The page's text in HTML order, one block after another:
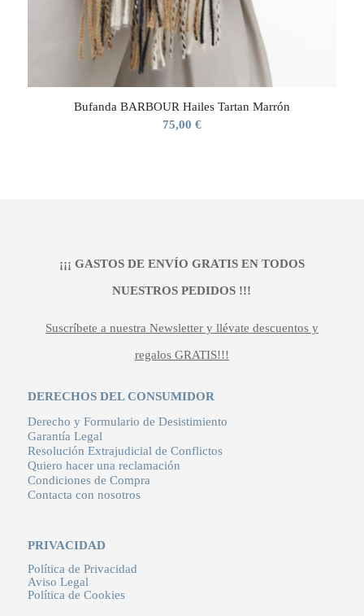
Bufanda BARBOUR Hailes Tartan Marrón
75,00 €
¡¡¡ GASTOS DE ENVÍO GRATIS EN TODOS
NUESTROS PEDIDOS !!!
Suscríbete a nuestra Newsletter y llévate descuentos y
regalos GRATIS!!!
DERECHOS DEL CONSUMIDOR
Derecho y Formulario de Desistimiento
Garantía Legal
Resolución Extrajudicial de Conflictos
Quiero hacer una reclamación
Condiciones de Compra
Contacta con nosotros
PRIVACIDAD
Política de Privacidad
Aviso Legal
Política de Cookies